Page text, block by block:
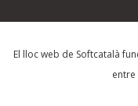
Què proposeu?
El lloc web de Softcatalà